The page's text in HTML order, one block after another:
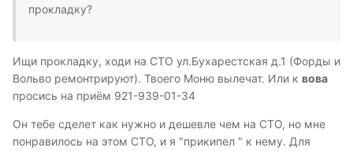
прокладку?
Ищи прокладку, ходи на СТО ул.Бухарестская д.1 (Форды и
Вольво ремонтрируют). Твоего Моню вылечат. Или к вова
просись на приём 921-939-01-34
Он тебе сделет как нужно и дешевле чем на СТО, но мне
понравилось на этом СТО, и я "прикипел " к нему. Для